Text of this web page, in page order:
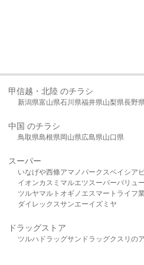
甲信越・北陸 のチラシ
新潟県富山県石川県福井県山梨県長野
中国 のチラシ
鳥取県島根県岡山県広島県山口県
スーパー
いなげや西條アマノパークスベイシア
イオンカスミ マルエツスーパーバリュー
ツルヤマルト オギノ エスマート ライフ
ダイレックスサンエーイズミヤ
ドラッグストア
ツルハドラッグサンドラッグクスリの